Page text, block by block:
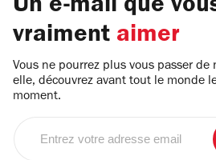
Un e-mail que
vraiment aimer
Vous ne pourrez plus vous passer de
elle, découvrez avant tout le monde
moment.